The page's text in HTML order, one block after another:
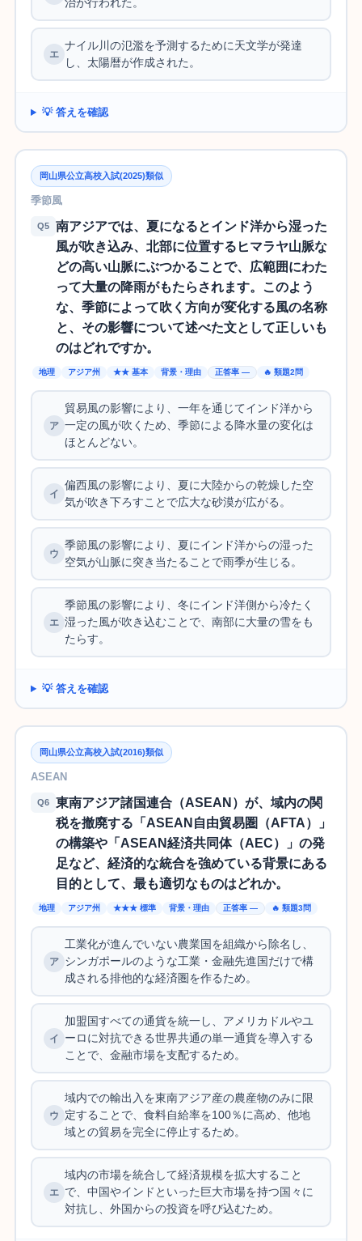
ナイル川の氾濫を予測するために天文学が発達
し、太陽暦が作成された。
💡 答えを確認
岡山県公立高校入試(2025)類似
季節風
Q5
南アジアでは、夏になるとインド洋から湿った
風が吹き込み、北部に位置するヒマラヤ山脈な
どの高い山脈にぶつかることで、広範囲にわた
って大量の降雨がもたらされます。このよう
な、季節によって吹く方向が変化する風の名称
と、その影響について述べた文として正しいも
のはどれですか。
地理 アジア州 ★★ 基本 背景・理由 正答率 — 🔥 類題2問
貿易風の影響により、一年を通じてインド洋から
一定の風が吹くため、季節による降水量の変化は
ほとんどない。
偏西風の影響により、夏に大陸からの乾燥した空
気が吹き下ろすことで広大な砂漠が広がる。
季節風の影響により、夏にインド洋からの湿った
空気が山脈に突き当たることで雨季が生じる。
季節風の影響により、冬にインド洋側から冷たく
湿った風が吹き込むことで、南部に大量の雪をも
たらす。
💡 答えを確認
岡山県公立高校入試(2016)類似
ASEAN
Q6
東南アジア諸国連合（ASEAN）が、域内の関
税を撤廃する「ASEAN自由貿易圏（AFTA）」
の構築や「ASEAN経済共同体（AEC）」の発
足など、経済的な統合を強めている背景にある
目的として、最も適切なものはどれか。
地理 アジア州 ★★★ 標準 背景・理由 正答率 — 🔥 類題3問
工業化が進んでいない農業国を組織から除名し、
シンガポールのような工業・金融先進国だけで構
成される排他的な経済圏を作るため。
加盟国すべての通貨を統一し、アメリカドルやユ
ーロに対抗できる世界共通の単一通貨を導入する
ことで、金融市場を支配するため。
域内での輸出入を東南アジア産の農産物のみに限
定することで、食料自給率を100％に高め、他地
域との貿易を完全に停止するため。
域内の市場を統合して経済規模を拡大すること
で、中国やインドといった巨大市場を持つ国々に
対抗し、外国からの投資を呼び込むため。